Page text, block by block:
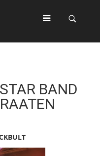
BAND